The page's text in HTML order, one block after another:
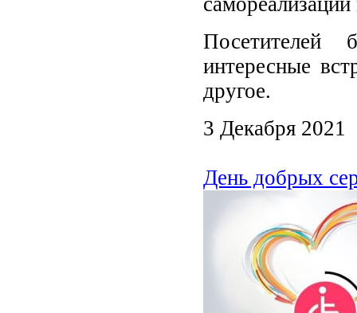
Посетителей
интересные
другое.
3 Декабря 2021
День добрых